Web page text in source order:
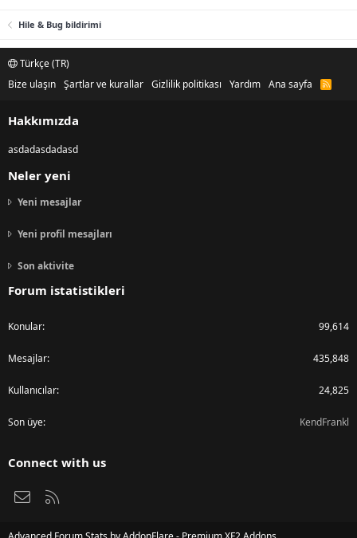
Hile & Bug bildirimi
Türkçe (TR)
Bize ulaşın Şartlar ve kurallar Gizlilik politikası Yardım Ana sayfa
R
Hakkımızda
asdadasdadasd
Neler yeni
Yeni mesajlar
Yeni profil mesajları
Son aktivite
Forum istatistikleri
Konular 99,614
Mesajlar 435,848
Kullanıcılar 24,825
Son üye KendFrankl
Connect with us
Bize ulaşın